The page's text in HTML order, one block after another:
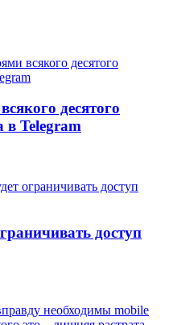
десятого
в Telegram
доступ